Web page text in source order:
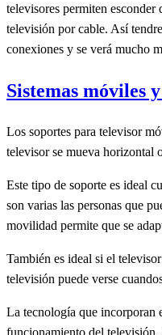
televisores permiten esconder
televisión por cable. Así
conexiones y se verá mucho
Sistemas móviles
Los soportes para televisor
televisor se mueva horizontal
Este tipo de soporte es ideal
son varias las personas que
movilidad permite que se
También es ideal si el
televisión puede verse
La tecnología que incorporan